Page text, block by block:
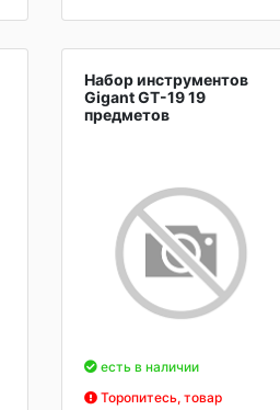
Набор инструментов
Gigant GT-19 19
предметов
есть в наличии
Торопитесь, товар